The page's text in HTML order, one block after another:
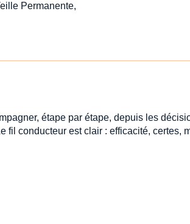
Permanente,
étape par étape, depuis les
fil conducteur est clair : efficacité, certes,